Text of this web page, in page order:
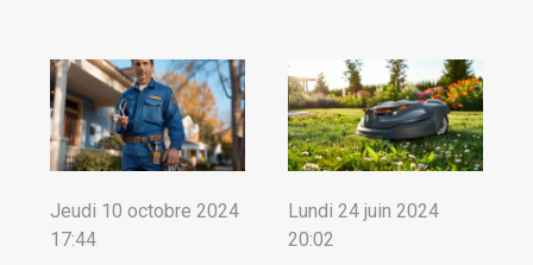
Jeudi 10 octobre 2024
17:44
Lundi 24 juin 2024
20:02